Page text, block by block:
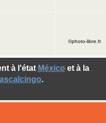
à l'état México et à la
.
©photo-libre.fr